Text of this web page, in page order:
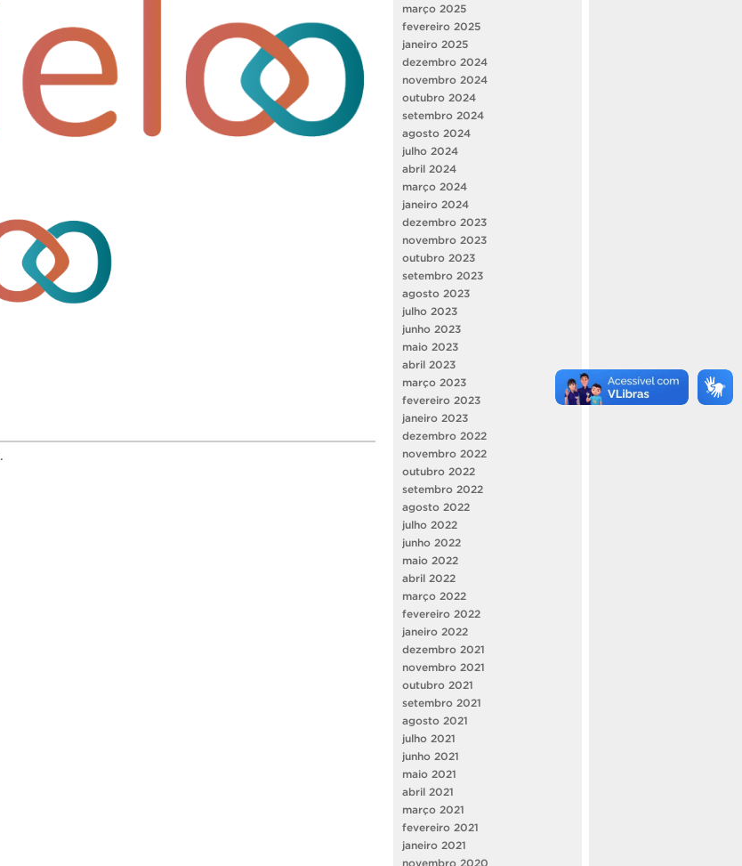
.
março 2025
fevereiro 2025
janeiro 2025
dezembro 2024
novembro 2024
outubro 2024
setembro 2024
agosto 2024
julho 2024
abril 2024
março 2024
janeiro 2024
dezembro 2023
novembro 2023
outubro 2023
setembro 2023
agosto 2023
julho 2023
junho 2023
maio 2023
abril 2023
março 2023
fevereiro 2023
janeiro 2023
dezembro 2022
novembro 2022
outubro 2022
setembro 2022
agosto 2022
julho 2022
junho 2022
maio 2022
abril 2022
março 2022
fevereiro 2022
janeiro 2022
dezembro 2021
novembro 2021
outubro 2021
setembro 2021
agosto 2021
julho 2021
junho 2021
maio 2021
abril 2021
março 2021
fevereiro 2021
janeiro 2021
novembro 2020